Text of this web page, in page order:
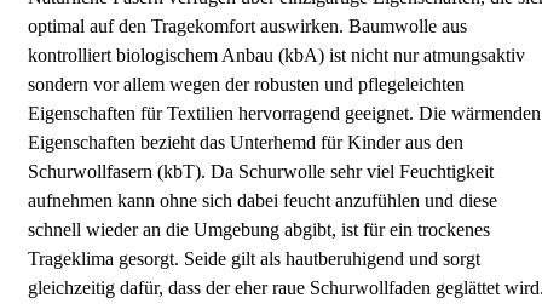
optimal auf den Tragekomfort auswirken. Baumwolle aus
kontrolliert biologischem Anbau (kbA) ist nicht nur atmungsaktiv
sondern vor allem wegen der robusten und pflegeleichten
Eigenschaften für Textilien hervorragend geeignet. Die wärmenden
Eigenschaften bezieht das Unterhemd für Kinder aus den
Schurwollfasern (kbT). Da Schurwolle sehr viel Feuchtigkeit
aufnehmen kann ohne sich dabei feucht anzufühlen und diese
schnell wieder an die Umgebung abgibt, ist für ein trockenes
Trageklima gesorgt. Seide gilt als hautberuhigend und sorgt
gleichzeitig dafür, dass der eher raue Schurwollfaden geglättet